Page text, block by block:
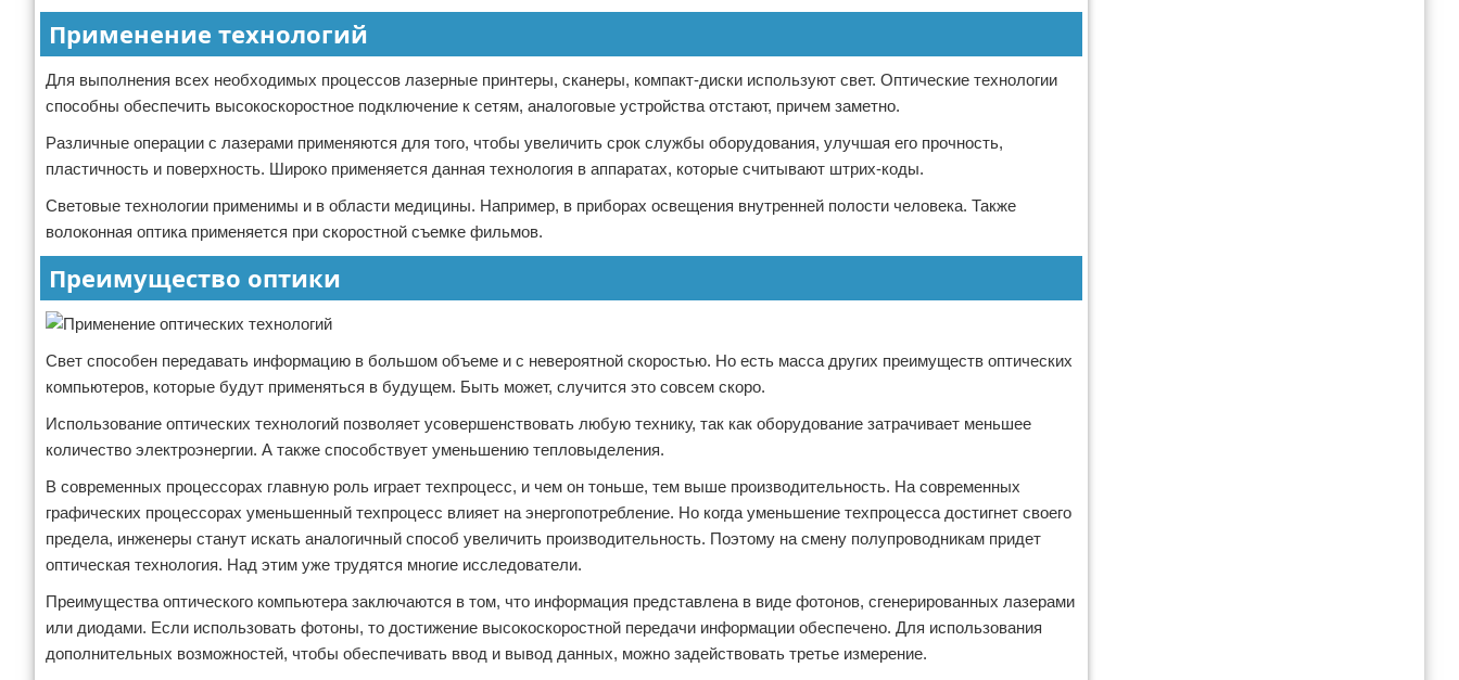
Применение технологий
Для выполнения всех необходимых процессов лазерные принтеры, сканеры, компакт-диски используют свет. Оптические технологии
способны обеспечить высокоскоростное подключение к сетям, аналоговые устройства отстают, причем заметно.
Различные операции с лазерами применяются для того, чтобы увеличить срок службы оборудования, улучшая его прочность,
пластичность и поверхность. Широко применяется данная технология в аппаратах, которые считывают штрих-коды.
Световые технологии применимы и в области медицины. Например, в приборах освещения внутренней полости человека. Также
волоконная оптика применяется при скоростной съемке фильмов.
Преимущество оптики
Свет способен передавать информацию в большом объеме и с невероятной скоростью. Но есть масса других преимуществ оптических
компьютеров, которые будут применяться в будущем. Быть может, случится это совсем скоро.
Использование оптических технологий позволяет усовершенствовать любую технику, так как оборудование затрачивает меньшее
количество электроэнергии. А также способствует уменьшению тепловыделения.
В современных процессорах главную роль играет техпроцесс, и чем он тоньше, тем выше производительность. На современных
графических процессорах уменьшенный техпроцесс влияет на энергопотребление. Но когда уменьшение техпроцесса достигнет своего
предела, инженеры станут искать аналогичный способ увеличить производительность. Поэтому на смену полупроводникам придет
оптическая технология. Над этим уже трудятся многие исследователи.
Преимущества оптического компьютера заключаются в том, что информация представлена в виде фотонов, сгенерированных лазерами
или диодами. Если использовать фотоны, то достижение высокоскоростной передачи информации обеспечено. Для использования
дополнительных возможностей, чтобы обеспечивать ввод и вывод данных, можно задействовать третье измерение.